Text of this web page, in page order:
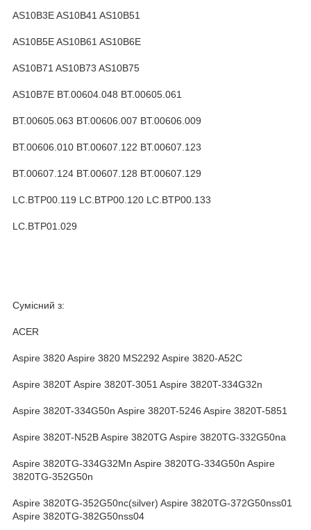
AS10B3E AS10B41 AS10B51
AS10B5E AS10B61 AS10B6E
AS10B71 AS10B73 AS10B75
AS10B7E BT.00604.048 BT.00605.061
BT.00605.063 BT.00606.007 BT.00606.009
BT.00606.010 BT.00607.122 BT.00607.123
BT.00607.124 BT.00607.128 BT.00607.129
LC.BTP00.119 LC.BTP00.120 LC.BTP00.133
LC.BTP01.029
Сумісний з:
ACER
Aspire 3820 Aspire 3820 MS2292 Aspire 3820-A52C
Aspire 3820T Aspire 3820T-3051 Aspire 3820T-334G32n
Aspire 3820T-334G50n Aspire 3820T-5246 Aspire 3820T-5851
Aspire 3820T-N52B Aspire 3820TG Aspire 3820TG-332G50na
Aspire 3820TG-334G32Mn Aspire 3820TG-334G50n Aspire
3820TG-352G50n
Aspire 3820TG-352G50nc(silver) Aspire 3820TG-372G50nss01
Aspire 3820TG-382G50nss04